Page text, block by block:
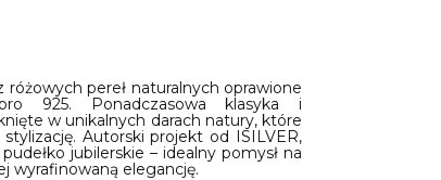
pereł naturalnych oprawione
925. Ponadczasowa klasyka i
w unikalnych darach natury, które
Autorski projekt od ISILVER,
jubilerskie – idealny pomysł na
wyrafinowaną elegancję.